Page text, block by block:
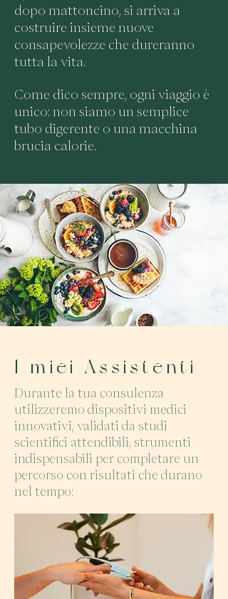
dopo mattoncino, si arriva a
costruire insieme nuove
consapevolezze che dureranno
tutta la vita.
Come dico sempre, ogni viaggio è
unico: non siamo un semplice
tubo digerente o una macchina
brucia calorie.
I miei Assi stenti
Durante la tua consulenza
utilizzeremo dispositivi medici
innovativi, validati da studi
scientifici attendibili, strumenti
indispensabili per completare un
percorso con risultati che durano
nel tempo: